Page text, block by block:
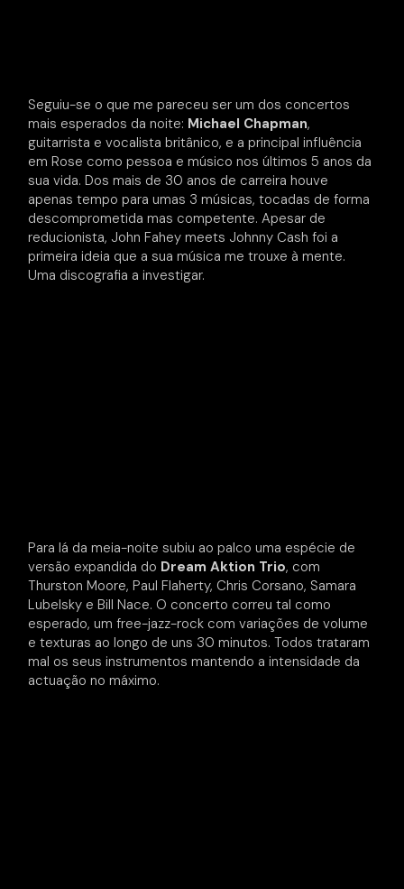
Seguiu-se o que me pareceu ser um dos concertos
mais esperados da noite: Michael Chapman,
guitarrista e vocalista britânico, e a principal influência
em Rose como pessoa e músico nos últimos 5 anos da
sua vida. Dos mais de 30 anos de carreira houve
apenas tempo para umas 3 músicas, tocadas de forma
descomprometida mas competente. Apesar de
reducionista, John Fahey meets Johnny Cash foi a
primeira ideia que a sua música me trouxe à mente.
Uma discografia a investigar.
Para lá da meia-noite subiu ao palco uma espécie de
versão expandida do Dream Aktion Trio, com
Thurston Moore, Paul Flaherty, Chris Corsano, Samara
Lubelsky e Bill Nace. O concerto correu tal como
esperado, um free-jazz-rock com variações de volume
e texturas ao longo de uns 30 minutos. Todos trataram
mal os seus instrumentos mantendo a intensidade da
actuação no máximo.